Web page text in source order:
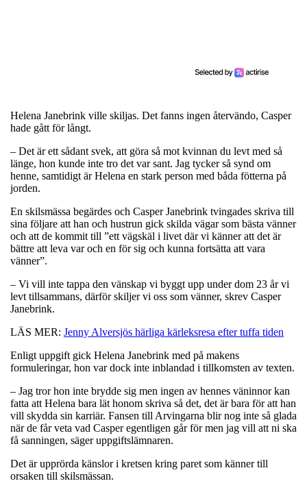
Helena Janebrink ville skiljas. Det fanns ingen återvändo, Casper
hade gått för långt.
– Det är ett sådant svek, att göra så mot kvinnan du levt med så
länge, hon kunde inte tro det var sant. Jag tycker så synd om
henne, samtidigt är Helena en stark person med båda fötterna på
jorden.
En skilsmässa begärdes och Casper Janebrink tvingades skriva till
sina följare att han och hustrun gick skilda vägar som bästa vänner
och att de kommit till ”ett vägskäl i livet där vi känner att det är
bättre att leva var och en för sig och kunna fortsätta att vara
vänner”.
– Vi vill inte tappa den vänskap vi byggt upp under dom 23 år vi
levt tillsammans, därför skiljer vi oss som vänner, skrev Casper
Janebrink.
LÄS MER: Jenny Alversjös härliga kärleksresa efter tuffa tiden
Enligt uppgift gick Helena Janebrink med på makens
formuleringar, hon var dock inte inblandad i tillkomsten av texten.
– Jag tror hon inte brydde sig men ingen av hennes väninnor kan
fatta att Helena bara lät honom skriva så det, det är bara för att han
vill skydda sin karriär. Fansen till Arvingarna blir nog inte så glada
när de får veta vad Casper egentligen går för men jag vill att ni ska
få sanningen, säger uppgiftslämnaren.
Det är upprörda känslor i kretsen kring paret som känner till
orsaken till skilsmässan.